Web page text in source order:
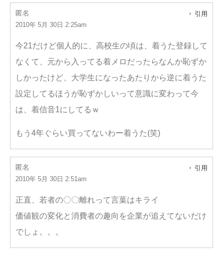
匿名
2010年 5月 30日 2:25am
引用
今21だけど個人的に、高校生の頃は、着うた登録して
なくて、元から入ってる着メロだったらなんか恥ずか
しかったけど、大学生になったあたりから逆に着うた
設定してるほうが恥ずかしいって意識に変わって今
は、着信音1にしてるｗ
もう4年ぐらい買ってないわー着うた(笑)
匿名
2010年 5月 30日 2:51am
引用
正直、若者の〇〇離れって言葉はキライ
価値観の変化と消費者の趣向を企業が追えてないだけ
でしょ。。。